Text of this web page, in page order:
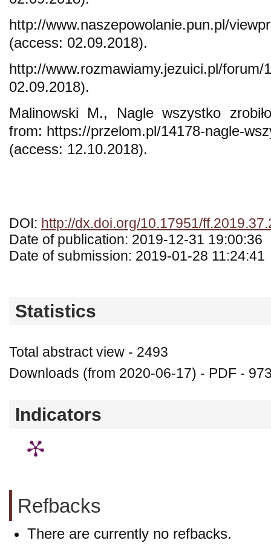
http://www.naszepowolanie.pun.pl/
(access: 02.09.2018).
http://www.rozmawiamy.jezuici.pl/
02.09.2018).
Malinowski M., Nagle wszystko
from: https://przelom.pl/14178-nagle-
(access: 12.10.2018).
DOI: http://dx.doi.org/10.17951/
Date of publication: 2019-12-31 19:00:36
Date of submission: 2019-01-28 11:24:41
Statistics
Total abstract view - 2493
Downloads (from 2020-06-17) - PDF -
Indicators
Refbacks
There are currently no refbacks.